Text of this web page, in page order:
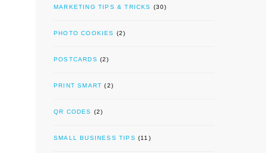
MARKETING TIPS & TRICKS (30)
PHOTO COOKIES (2)
POSTCARDS (2)
PRINT SMART (2)
QR CODES (2)
SMALL BUSINESS TIPS (11)